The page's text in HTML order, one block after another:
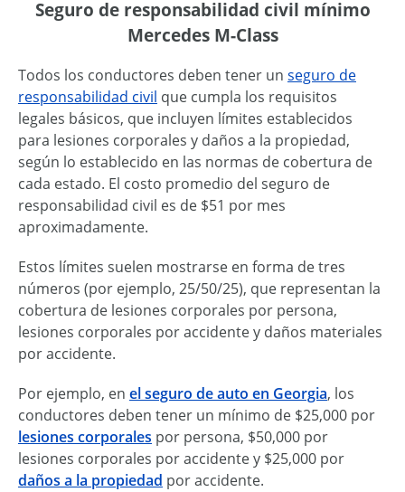
Seguro de responsabilidad civil mínimo
Mercedes M-Class
Todos los conductores deben tener un seguro de
responsabilidad civil que cumpla los requisitos
legales básicos, que incluyen límites establecidos
para lesiones corporales y daños a la propiedad,
según lo establecido en las normas de cobertura de
cada estado. El costo promedio del seguro de
responsabilidad civil es de $51 por mes
aproximadamente.
Estos límites suelen mostrarse en forma de tres
números (por ejemplo, 25/50/25), que representan la
cobertura de lesiones corporales por persona,
lesiones corporales por accidente y daños materiales
por accidente.
Por ejemplo, en el seguro de auto en Georgia, los
conductores deben tener un mínimo de $25,000 por
lesiones corporales por persona, $50,000 por
lesiones corporales por accidente y $25,000 por
daños a la propiedad por accidente.